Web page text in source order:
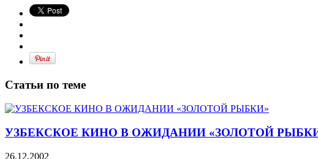
Статьи по теме
УЗБЕКСКОЕ КИНО В ОЖИДАНИИ «ЗОЛОТОЙ
26.12.2002